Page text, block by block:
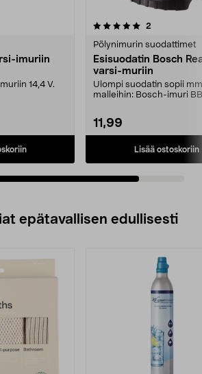
imuriin
14,4 V.
2
Pölynimurin suodattimet
Esisuodatin Bosch
varsi-muriin
Ulompi suodatin sopii
malleihin: Bosch-imuri
11,99
Lisää ostoskoriin
epätavallisen edullisesti